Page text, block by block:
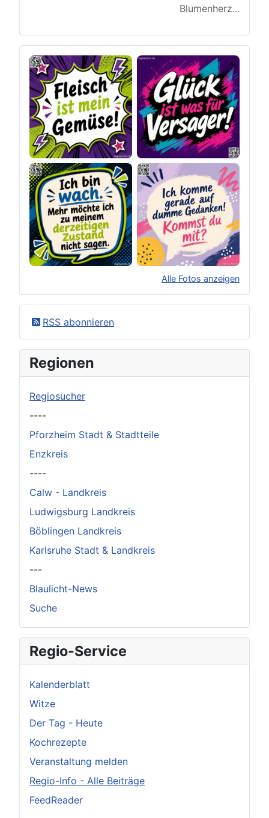
Blumenherz...
Alle Fotos anzeigen
RSS abonnieren
Regionen
Regiosucher
----
Pforzheim Stadt & Stadtteile
Enzkreis
----
Calw - Landkreis
Ludwigsburg Landkreis
Böblingen Landkreis
Karlsruhe Stadt & Landkreis
---
Blaulicht-News
Suche
Regio-Service
Kalenderblatt
Witze
Der Tag - Heute
Kochrezepte
Veranstaltung melden
Regio-Info - Alle Beiträge
FeedReader